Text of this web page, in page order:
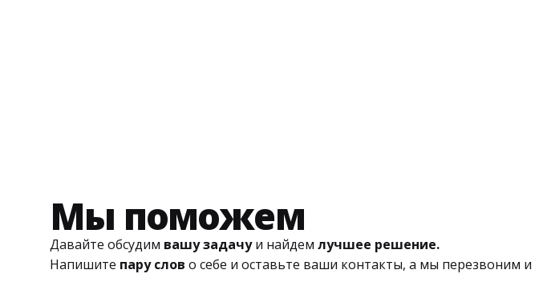
Мы поможем
Давайте обсудим вашу задачуи найдем лучшее решение.
Напишите пару слов о себе и оставьте ваши контакты, а мы перезвоним и